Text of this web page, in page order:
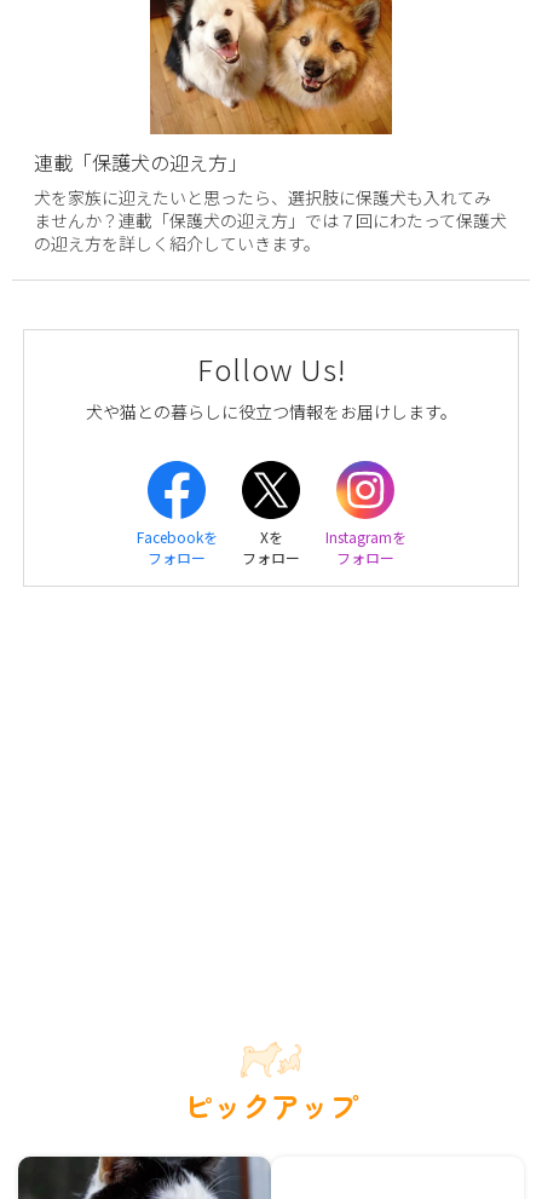
連載「保護犬の迎え方」
犬を家族に迎えたいと思ったら、選択肢に保護犬も入れてみ
ませんか？連載「保護犬の迎え方」では７回にわたって保護犬
の迎え方を詳しく紹介していきます。
Follow Us!
犬や猫との暮らしに役立つ情報をお届けします。
Facebookを
フォロー
Xを
フォロー
Instagramを
フォロー
ピックアップ